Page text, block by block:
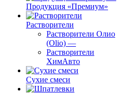
Продукция «Премиум»
Растворители
Растворители Олио
(Olio) —
Растворители
ХимАвто
Сухие смеси